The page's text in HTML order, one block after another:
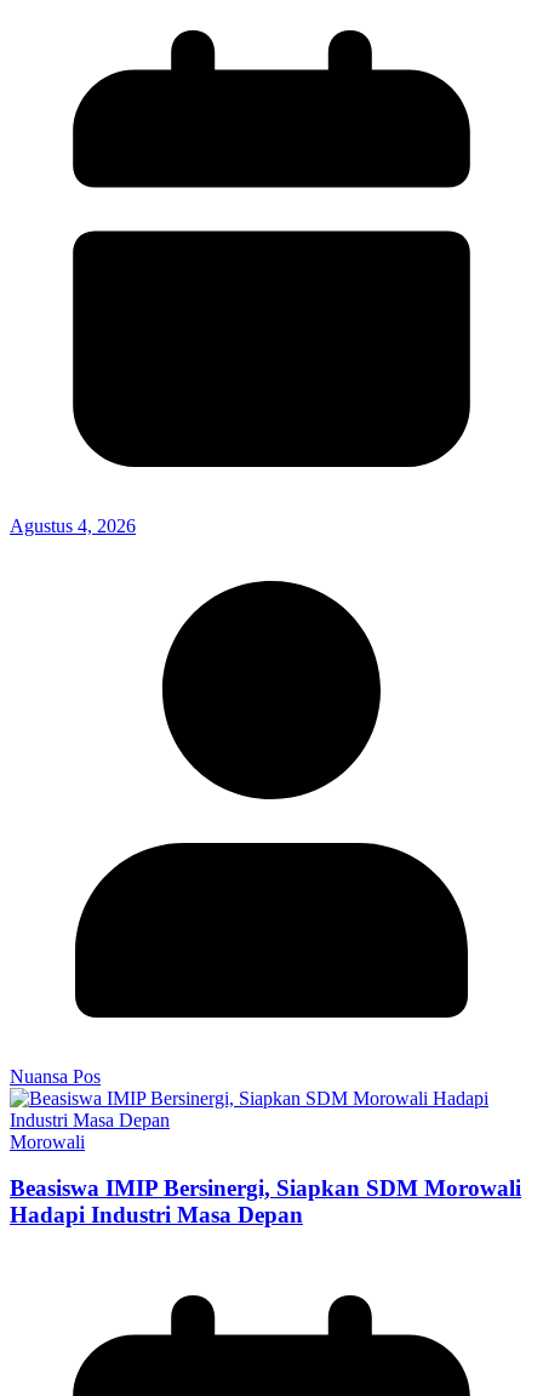
Agustus 4, 2026
Nuansa Pos
Morowali
Beasiswa IMIP Bersinergi, Siapkan SDM Morowali
Hadapi Industri Masa Depan